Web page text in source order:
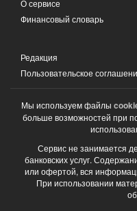
О сервисе
Финансовый словарь
Редакция
Пользовательское
Мы используем файлы
больше возможностей при
Сервис не занимается
банковских услуг.
или офертой, вся
При использовании